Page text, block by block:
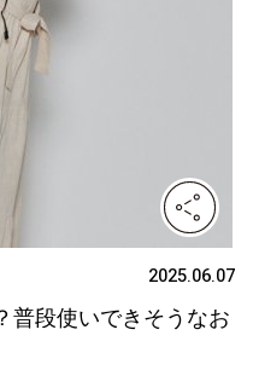
2025.06.07
普段使いできそうなお